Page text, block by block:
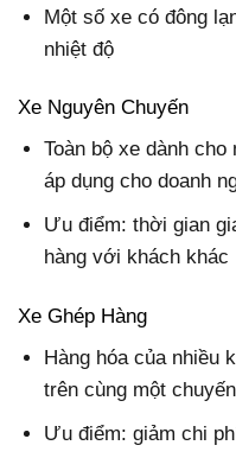
Một số xe có đông
nhiệt độ
Xe Nguyên Chuyến
Toàn bộ xe dành
áp dụng cho doanh
Ưu điểm: thời gian
hàng với khách khác
Xe Ghép Hàng
Hàng hóa của nhiều
trên cùng một
Ưu điểm: giảm chi